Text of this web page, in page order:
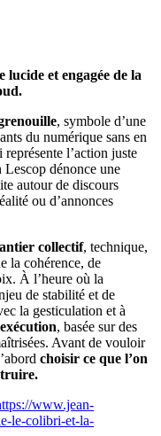
lucide et engagée de la
, symbole d’une
du numérique sans en
représente l’action juste
dénonce une
autour de discours
ou d’annonces
collectif, technique,
la cohérence, de
À l’heure où la
de stabilité et de
la gesticulation et à
, basée sur des
Avant de vouloir
choisir ce que l’on
www.jean-
le-colibri-et-la-